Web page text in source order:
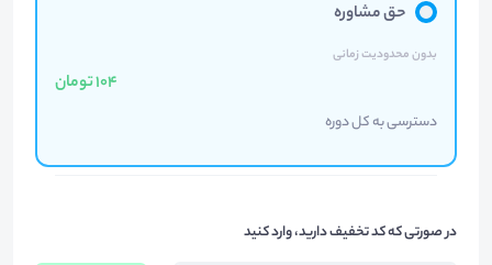
حق مشاوره
بدون محدودیت زمانی
104 تومان
دسترسی به کل دوره
در صورتی که کد تخفیف دارید، وارد کنید